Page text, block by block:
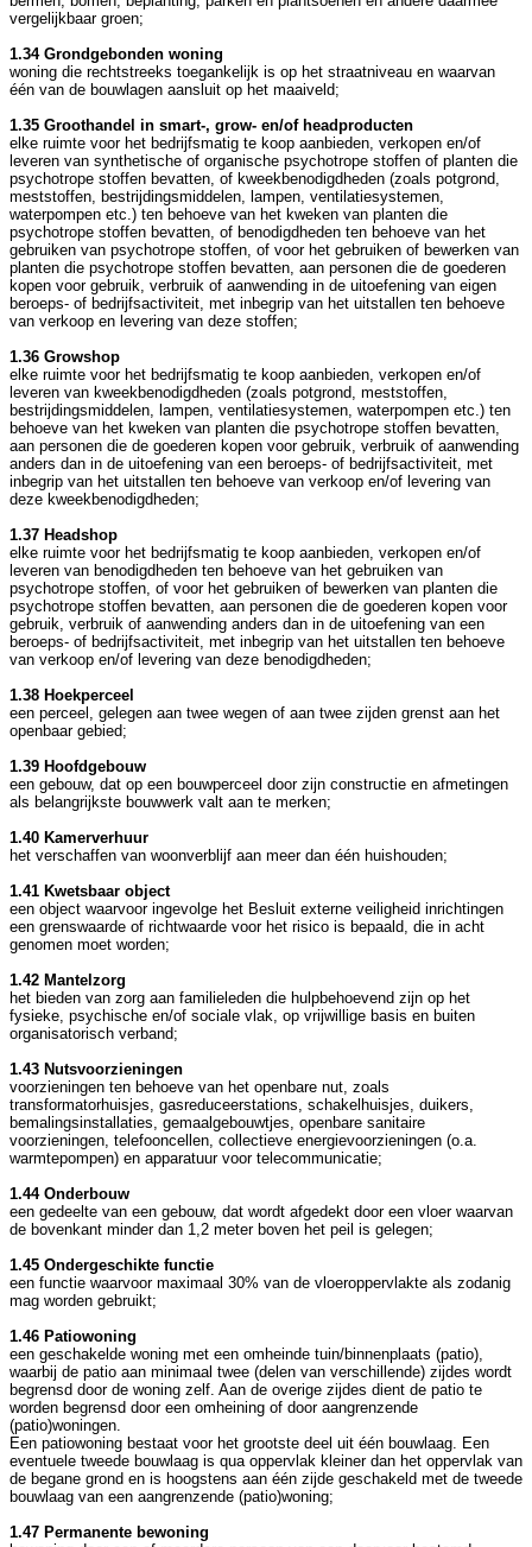
vergelijkbaar groen;
1.34 Grondgebonden woning
woning die rechtstreeks toegankelijk is op het straatniveau en waarvan
één van de bouwlagen aansluit op het maaiveld;
1.35 Groothandel in smart-, grow- en/of headproducten
elke ruimte voor het bedrijfsmatig te koop aanbieden, verkopen en/of
leveren van synthetische of organische psychotrope stoffen of planten die
psychotrope stoffen bevatten, of kweekbenodigdheden (zoals potgrond,
meststoffen, bestrijdingsmiddelen, lampen, ventilatiesystemen,
waterpompen etc.) ten behoeve van het kweken van planten die
psychotrope stoffen bevatten, of benodigdheden ten behoeve van het
gebruiken van psychotrope stoffen, of voor het gebruiken of bewerken van
planten die psychotrope stoffen bevatten, aan personen die de goederen
kopen voor gebruik, verbruik of aanwending in de uitoefening van eigen
beroeps- of bedrijfsactiviteit, met inbegrip van het uitstallen ten behoeve
van verkoop en levering van deze stoffen;
1.36 Growshop
elke ruimte voor het bedrijfsmatig te koop aanbieden, verkopen en/of
leveren van kweekbenodigdheden (zoals potgrond, meststoffen,
bestrijdingsmiddelen, lampen, ventilatiesystemen, waterpompen etc.) ten
behoeve van het kweken van planten die psychotrope stoffen bevatten,
aan personen die de goederen kopen voor gebruik, verbruik of aanwending
anders dan in de uitoefening van een beroeps- of bedrijfsactiviteit, met
inbegrip van het uitstallen ten behoeve van verkoop en/of levering van
deze kweekbenodigdheden;
1.37 Headshop
elke ruimte voor het bedrijfsmatig te koop aanbieden, verkopen en/of
leveren van benodigdheden ten behoeve van het gebruiken van
psychotrope stoffen, of voor het gebruiken of bewerken van planten die
psychotrope stoffen bevatten, aan personen die de goederen kopen voor
gebruik, verbruik of aanwending anders dan in de uitoefening van een
beroeps- of bedrijfsactiviteit, met inbegrip van het uitstallen ten behoeve
van verkoop en/of levering van deze benodigdheden;
1.38 Hoekperceel
een perceel, gelegen aan twee wegen of aan twee zijden grenst aan het
openbaar gebied;
1.39 Hoofdgebouw
een gebouw, dat op een bouwperceel door zijn constructie en afmetingen
als belangrijkste bouwwerk valt aan te merken;
1.40 Kamerverhuur
het verschaffen van woonverblijf aan meer dan één huishouden;
1.41 Kwetsbaar object
een object waarvoor ingevolge het Besluit externe veiligheid inrichtingen
een grenswaarde of richtwaarde voor het risico is bepaald, die in acht
genomen moet worden;
1.42 Mantelzorg
het bieden van zorg aan familieleden die hulpbehoevend zijn op het
fysieke, psychische en/of sociale vlak, op vrijwillige basis en buiten
organisatorisch verband;
1.43 Nutsvoorzieningen
voorzieningen ten behoeve van het openbare nut, zoals
transformatorhuisjes, gasreduceerstations, schakelhuisjes, duikers,
bemalingsinstallaties, gemaalgebouwtjes, openbare sanitaire
voorzieningen, telefooncellen, collectieve energievoorzieningen (o.a.
warmtepompen) en apparatuur voor telecommunicatie;
1.44 Onderbouw
een gedeelte van een gebouw, dat wordt afgedekt door een vloer waarvan
de bovenkant minder dan 1,2 meter boven het peil is gelegen;
1.45 Ondergeschikte functie
een functie waarvoor maximaal 30% van de vloeroppervlakte als zodanig
mag worden gebruikt;
1.46 Patiowoning
een geschakelde woning met een omheinde tuin/binnenplaats (patio),
waarbij de patio aan minimaal twee (delen van verschillende) zijdes wordt
begrensd door de woning zelf. Aan de overige zijdes dient de patio te
worden begrensd door een omheining of door aangrenzende
(patio)woningen.
Een patiowoning bestaat voor het grootste deel uit één bouwlaag. Een
eventuele tweede bouwlaag is qua oppervlak kleiner dan het oppervlak van
de begane grond en is hoogstens aan één zijde geschakeld met de tweede
bouwlaag van een aangrenzende (patio)woning;
1.47 Permanente bewoning